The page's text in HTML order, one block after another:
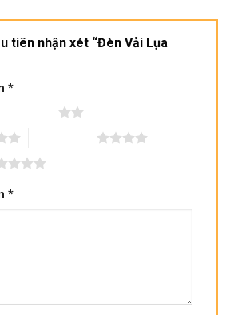
tiên nhận xét “Đèn Vải Lụa
*
*